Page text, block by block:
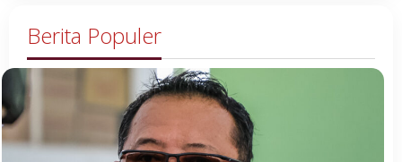
Berita Populer